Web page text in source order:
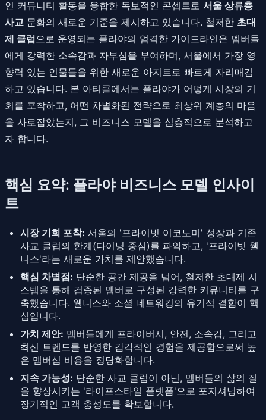
인 커뮤니티 활동을 융합한 독보적인 콘셉트로 서울 상류층
사교 문화의 새로운 기준을 제시하고 있습니다. 철저한 초대
제 클럽으로 운영되는 플라야의 엄격한 가이드라인은 멤버들
에게 강력한 소속감과 자부심을 부여하며, 서울에서 가장 영
향력 있는 인물들을 위한 새로운 아지트로 빠르게 자리매김
하고 있습니다. 본 아티클에서는 플라야가 어떻게 시장의 기
회를 포착하고, 어떤 차별화된 전략으로 최상위 계층의 마음
을 사로잡았는지, 그 비즈니스 모델을 심층적으로 분석하고
자 합니다.
핵심 요약: 플라야 비즈니스 모델 인사이
트
시장 기회 포착: 서울의 '프라이빗 이코노미' 성장과 기존
사교 클럽의 한계(다이닝 중심)를 파악하고, '프라이빗 웰
니스'라는 새로운 가치를 제안했습니다.
핵심 차별점: 단순한 공간 제공을 넘어, 철저한 초대제 시
스템을 통해 검증된 멤버로 구성된 강력한 커뮤니티를 구
축했습니다. 웰니스와 소셜 네트워킹의 유기적 결합이 핵
심입니다.
가치 제안: 멤버들에게 프라이버시, 안전, 소속감, 그리고
최신 트렌드를 반영한 감각적인 경험을 제공함으로써 높
은 멤버십 비용을 정당화합니다.
지속 가능성: 단순한 사교 클럽이 아닌, 멤버들의 삶의 질
을 향상시키는 '라이프스타일 플랫폼'으로 포지셔닝하여
장기적인 고객 충성도를 확보합니다.